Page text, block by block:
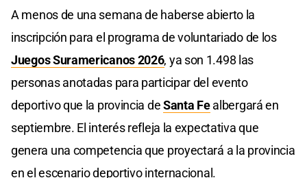
A menos de una semana de haberse abierto la
inscripción para el programa de voluntariado de los
Juegos Suramericanos 2026, ya son 1.498 las
personas anotadas para participar del evento
deportivo que la provincia deSanta Fealbergará en
septiembre. El interés refleja la expectativa que
genera una competencia que proyectará a la provincia
en el escenario deportivo internacional.